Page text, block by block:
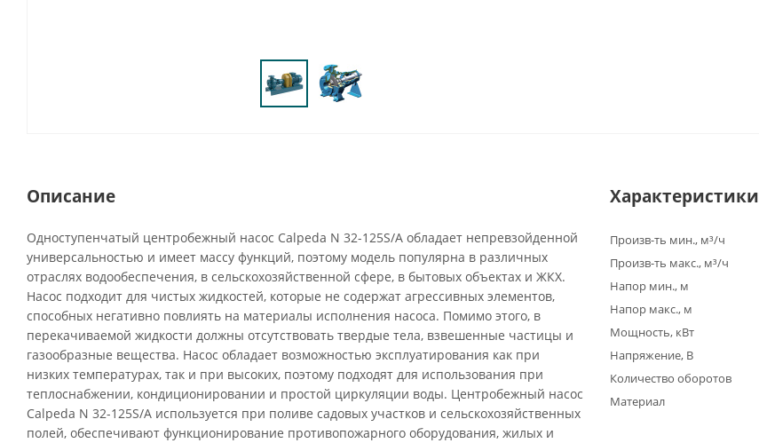
Описание
Одноступенчатый центробежный насос Calpeda N 32-125S/A обладает непревзойденной
универсальностью и имеет массу функций, поэтому модель популярна в различных
отраслях водообеспечения, в сельскохозяйственной сфере, в бытовых объектах и ЖКХ.
Насос подходит для чистых жидкостей, которые не содержат агрессивных элементов,
способных негативно повлиять на материалы исполнения насоса. Помимо этого, в
перекачиваемой жидкости должны отсутствовать твердые тела, взвешенные частицы и
газообразные вещества. Насос обладает возможностью эксплуатирования как при
низких температурах, так и при высоких, поэтому подходят для использования при
теплоснабжении, кондиционировании и простой циркуляции воды. Центробежный насос
Calpeda N 32-125S/A используется при поливе садовых участков и сельскохозяйственных
полей, обеспечивают функционирование противопожарного оборудования, жилых и
Характеристики
Произв-ть мин., м³/ч
Произв-ть макс., м³/ч
Напор мин., м
Напор макс., м
Мощность, кВт
Напряжение, В
Количество оборотов
Материал